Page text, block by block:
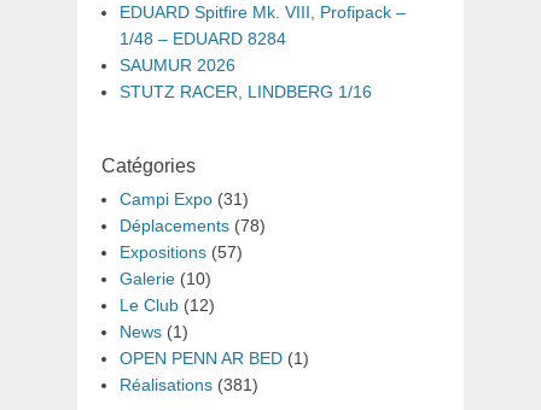
EDUARD Spitfire Mk. VIII, Profipack –
1/48 – EDUARD 8284
SAUMUR 2026
STUTZ RACER, LINDBERG 1/16
Catégories
Campi Expo (31)
Déplacements (78)
Expositions (57)
Galerie (10)
Le Club (12)
News (1)
OPEN PENN AR BED (1)
Réalisations (381)